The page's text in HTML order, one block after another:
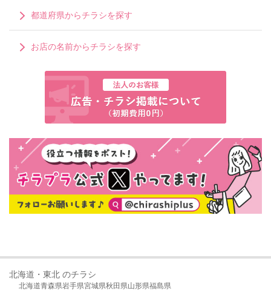
都道府県からチラシを探す
お店の名前からチラシを探す
北海道・東北 のチラシ
北海道青森県岩手県宮城県秋田県山形県福島県